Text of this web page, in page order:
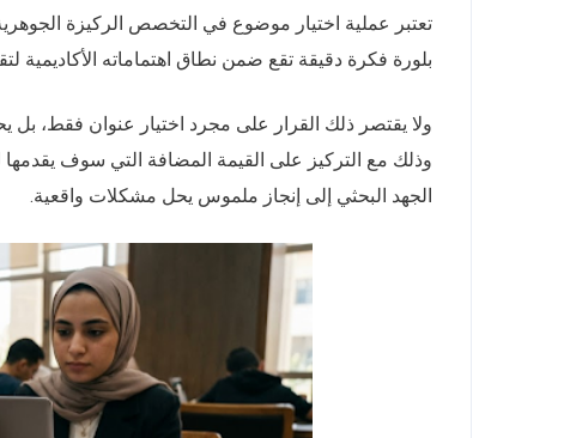
تعتبر عملية اختيار موضوع في التخصص الركيزة
بلورة فكرة دقيقة تقع ضمن نطاق اهتماماته الأكاديمية
ولا يقتصر ذلك القرار على مجرد اختيار عنوان فقط، بل
وذلك مع التركيز على القيمة المضافة التي سوف
الجهد البحثي إلى إنجاز ملموس يحل مشكلات واقعية.